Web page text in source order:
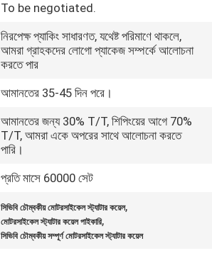
To be negotiated.
নিরপেক্ষ প্যাকিং সাধারণত, যথেষ্ট পরিমাণে থাকলে,
আমরা গ্রাহকদের লোগো প্যাকেজ সম্পর্কে আলোচনা
করতে পার
আমানতের 35-45 দিন পরে।
আমানতের জন্য 30% T/T, শিপিংয়ের আগে 70%
T/T, আমরা একে অপরের সাথে আলোচনা করতে
পারি।
প্রতি মাসে 60000 সেট
সিভিবি চৌম্বকীয় মোটরসাইকেল স্ট্যাটার কয়েল,
মোটরসাইকেল স্ট্যাটার কয়েল পাইকারি,
সিভিবি চৌম্বকীয় সম্পূর্ণ মোটরসাইকেল স্ট্যাটার কয়েল